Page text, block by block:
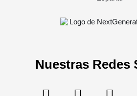
Nuestras Redes